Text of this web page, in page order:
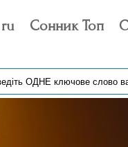
Сонник Топ